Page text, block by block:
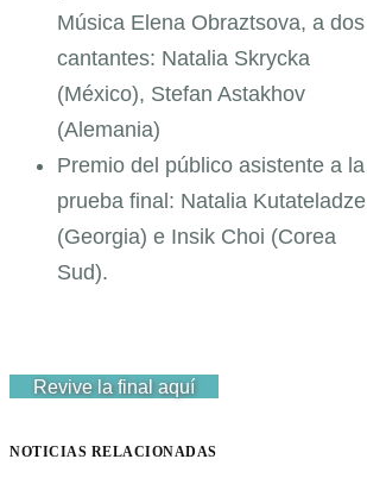
Música Elena Obraztsova, a dos
cantantes: Natalia Skrycka
(México), Stefan Astakhov
(Alemania)
Premio del público asistente a la
prueba final: Natalia Kutateladze
(Georgia) e Insik Choi (Corea
Sud).
Revive la final aquí
NOTICIAS RELACIONADAS